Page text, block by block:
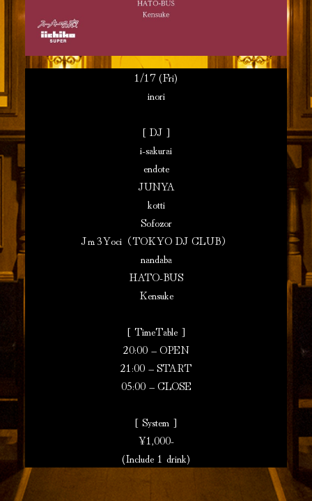
1/17 (Fri)
inori
[ DJ ]
i-sakurai
endote
JUNYA
kotti
Sofozor
Jｍ3Yoci（TOKYO DJ CLUB）
nandaba
HATO-BUS
Kensuke
[ TimeTable ]
20:00 – OPEN
21:00 – START
05:00 – CLOSE
[ System ]
¥1,000-
(Include 1 drink)